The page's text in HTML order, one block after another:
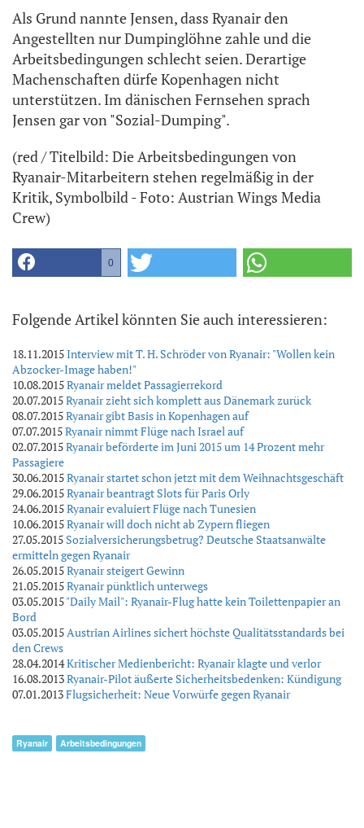
Als Grund nannte Jensen, dass Ryanair den
Angestellten nur Dumpinglöhne zahle und die
Arbeitsbedingungen schlecht seien. Derartige
Machenschaften dürfe Kopenhagen nicht
unterstützen. Im dänischen Fernsehen sprach
Jensen gar von "Sozial-Dumping".
(red / Titelbild: Die Arbeitsbedingungen von
Ryanair-Mitarbeitern stehen regelmäßig in der
Kritik, Symbolbild - Foto: Austrian Wings Media
Crew)
0
Folgende Artikel könnten Sie auch interessieren:
18.11.2015Interview mit T. H. Schröder von Ryanair: "Wollen kein
Abzocker-Image haben!"
10.08.2015Ryanair meldet Passagierrekord
20.07.2015Ryanair zieht sich komplett aus Dänemark zurück
08.07.2015Ryanair gibt Basis in Kopenhagen auf
07.07.2015Ryanair nimmt Flüge nach Israel auf
02.07.2015Ryanair beförderte im Juni 2015 um 14 Prozent mehr
Passagiere
30.06.2015Ryanair startet schon jetzt mit dem Weihnachtsgeschäft
29.06.2015Ryanair beantragt Slots für Paris Orly
24.06.2015Ryanair evaluiert Flüge nach Tunesien
10.06.2015Ryanair will doch nicht ab Zypern fliegen
27.05.2015 Sozialversicherungsbetrug? Deutsche Staatsanwälte
ermitteln gegen Ryanair
26.05.2015Ryanair steigert Gewinn
21.05.2015Ryanair pünktlich unterwegs
03.05.2015"Daily Mail": Ryanair-Flug hatte kein Toilettenpapier an
Bord
03.05.2015Austrian Airlines sichert höchste Qualitätsstandards bei
den Crews
28.04.2014Kritischer Medienbericht: Ryanair klagte und verlor
16.08.2013Ryanair-Pilot äußerte Sicherheitsbedenken: Kündigung
07.01.2013Flugsicherheit: Neue Vorwürfe gegen Ryanair
Ryanair Arbeitsbedingungen